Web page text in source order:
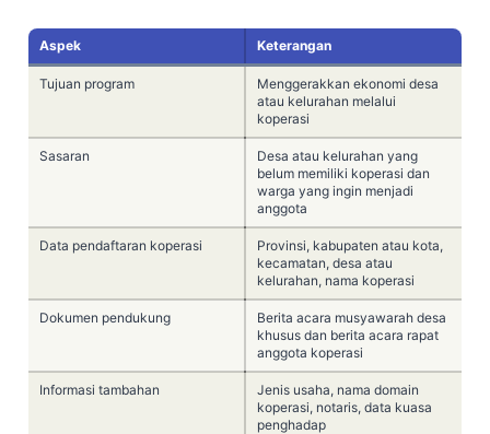
Aspek Keterangan
Tujuan program
Menggerakkan ekonomi desa
atau kelurahan melalui
koperasi
Sasaran
Desa atau kelurahan yang
belum memiliki koperasi dan
warga yang ingin menjadi
anggota
Data pendaftaran koperasi
Provinsi, kabupaten atau kota,
kecamatan, desa atau
kelurahan, nama koperasi
Dokumen pendukung
Berita acara musyawarah desa
khusus dan berita acara rapat
anggota koperasi
Informasi tambahan
Jenis usaha, nama domain
koperasi, notaris, data kuasa
penghadap